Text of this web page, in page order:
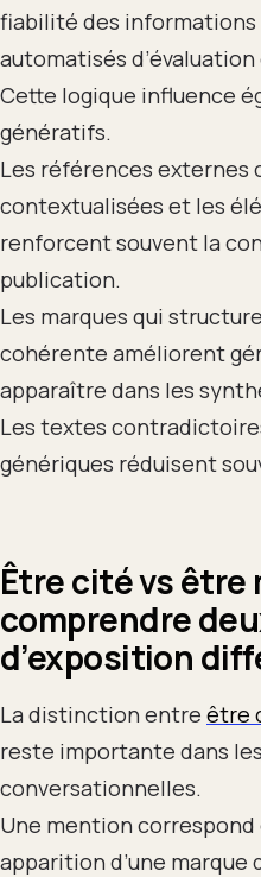
fiabilité des informations
automatisés
Cette logique influence
génératifs.
Les références externes
contextualisées et les
renforcent souvent la
publication.
Les marques qui
cohérente améliorent
apparaître dans les
Les textes
génériques réduisent
Être cité vs être
comprendre
d’exposition
La distinction entre être
reste importante dans
conversationnelles.
Une mention
apparition d’une marque